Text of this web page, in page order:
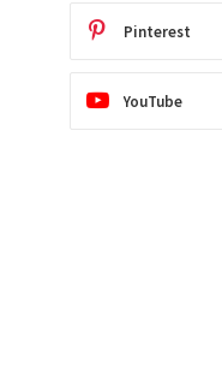
Pinterest
YouTube